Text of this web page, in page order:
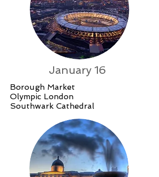
January 16
Borough Market
Olympic London
Southwark Cathedral